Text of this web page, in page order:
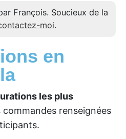
François. Soucieux de la
moi.
en
les plus
commandes renseignées